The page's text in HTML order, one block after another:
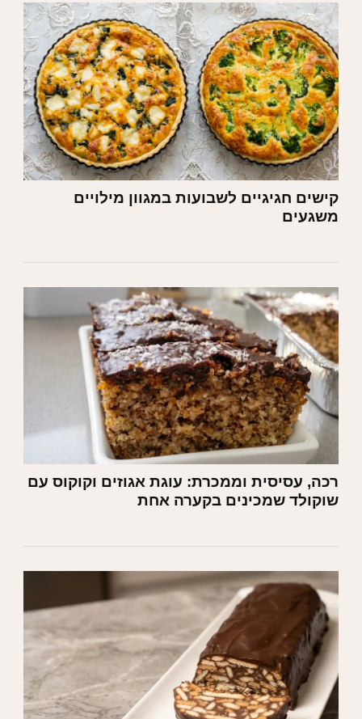
קישים חגיגיים לשבועות במגוון מילויים
משגעים
רכה, עסיסית וממכרת: עוגת אגוזים וקוקוס עם
שוקולד שמכינים בקערה אחת